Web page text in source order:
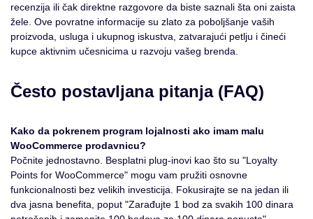
recenzija ili čak direktne razgovore da biste saznali šta oni zaista
žele. Ove povratne informacije su zlato za poboljšanje vaših
proizvoda, usluga i ukupnog iskustva, zatvarajući petlju i čineći
kupce aktivnim učesnicima u razvoju vašeg brenda.
Često postavljana pitanja (FAQ)
Kako da pokrenem program lojalnosti ako imam malu
WooCommerce prodavnicu?
Počnite jednostavno. Besplatni plug-inovi kao što su "Loyalty
Points for WooCommerce" mogu vam pružiti osnovne
funkcionalnosti bez velikih investicija. Fokusirajte se na jedan ili
dva jasna benefita, poput "Zarađujte 1 bod za svakih 100 dinara